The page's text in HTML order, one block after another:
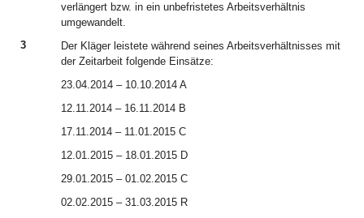
verlängert bzw. in ein unbefristetes Arbeitsverhältnis
umgewandelt.
3
Der Kläger leistete während seines Arbeitsverhältnisses mit
der Zeitarbeit folgende Einsätze:
23.04.2014 – 10.10.2014 A
12.11.2014 – 16.11.2014 B
17.11.2014 – 11.01.2015 C
12.01.2015 – 18.01.2015 D
29.01.2015 – 01.02.2015 C
02.02.2015 – 31.03.2015 R